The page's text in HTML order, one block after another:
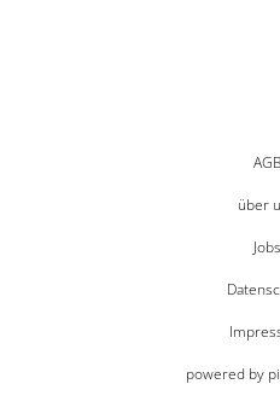
AGB
über
Jobs
powered by